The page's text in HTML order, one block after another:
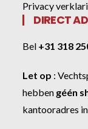
Privacy
DIRECT
Bel +31 318
Let op :
hebben géén
kantooradres